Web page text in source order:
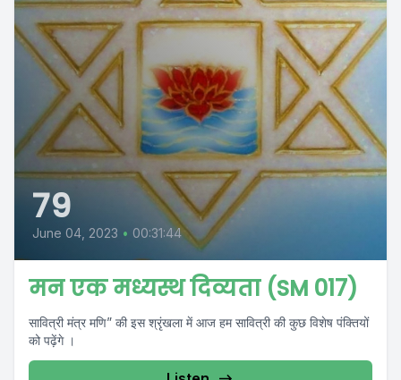
79
June 04, 2023 • 00:31:44
मन एक मध्यस्थ दिव्यता (SM 017)
सावित्री मंत्र मणि” की इस श्रृंखला में आज हम सावित्री की कुछ विशेष पंक्तियों
को पढ़ेंगे ।